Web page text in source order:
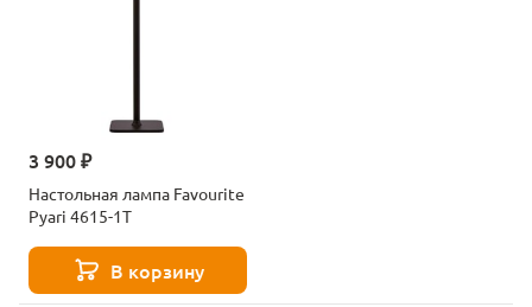
3 900 ₽
Настольная лампа Favourite
Pyari 4615-1T
В корзину